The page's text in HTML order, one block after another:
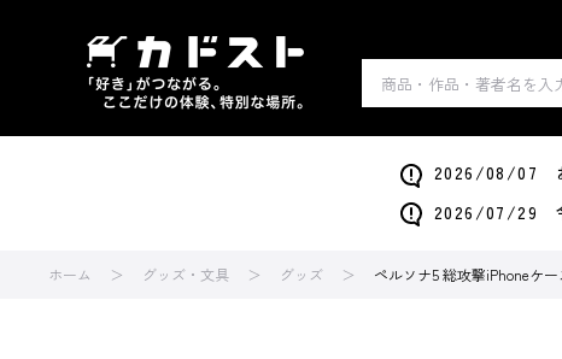
2026/08/07 お
2026/07/29 令
ホーム グッズ・文具 グッズ ペルソナ5 総攻撃iPhoneケ